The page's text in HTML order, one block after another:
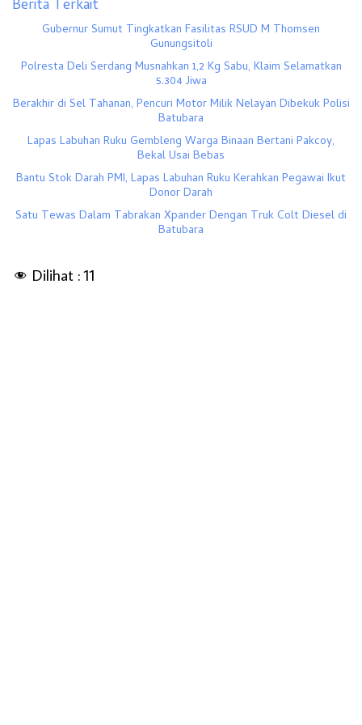
Berita Terkait
Gubernur Sumut Tingkatkan Fasilitas RSUD M Thomsen
Gunungsitoli
Polresta Deli Serdang Musnahkan 1,2 Kg Sabu, Klaim Selamatkan
5.304 Jiwa
Berakhir di Sel Tahanan, Pencuri Motor Milik Nelayan Dibekuk Polisi
Batubara
Lapas Labuhan Ruku Gembleng Warga Binaan Bertani Pakcoy,
Bekal Usai Bebas
Bantu Stok Darah PMI, Lapas Labuhan Ruku Kerahkan Pegawai Ikut
Donor Darah
Satu Tewas Dalam Tabrakan Xpander Dengan Truk Colt Diesel di
Batubara
Dilihat : 11